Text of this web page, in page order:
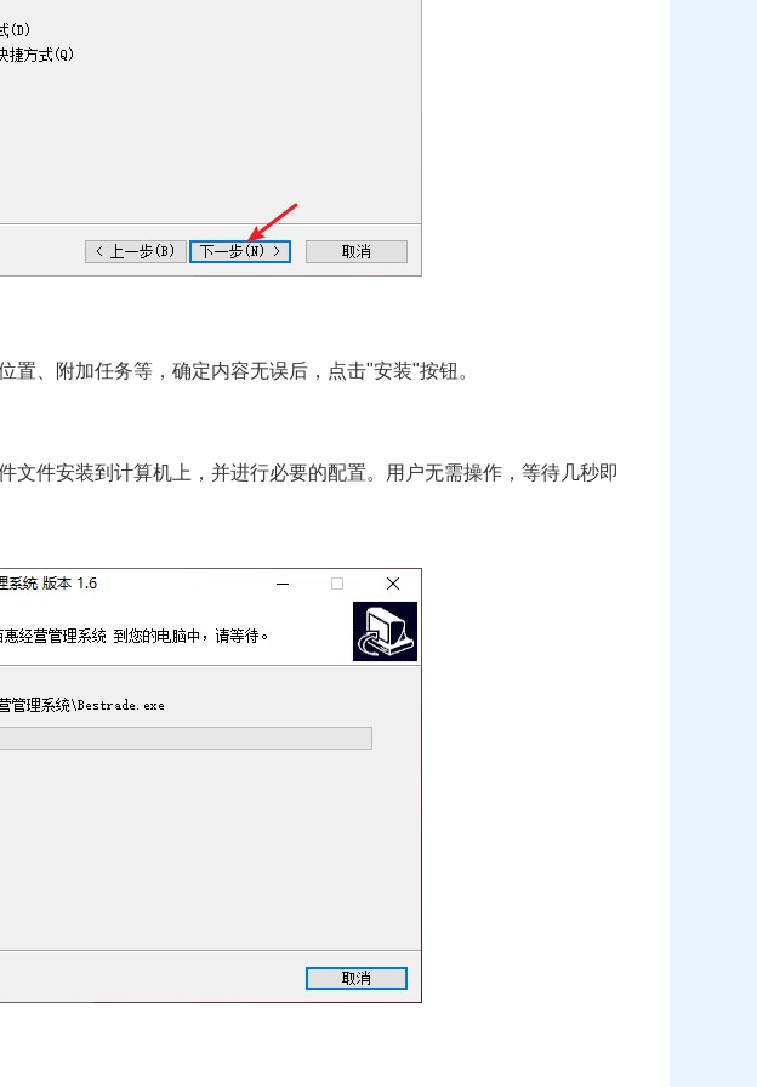
置、附加任务等，确定内容无误后，点击"安装"按钮。
文件安装到计算机上，并进行必要的配置。用户无需操作，等待几秒即